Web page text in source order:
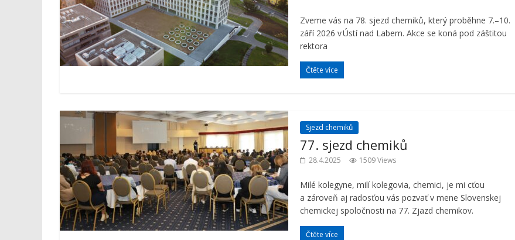
Zveme vás na 78. sjezd chemiků, který proběhne 7.–10.
září 2026 v Ústí nad Labem. Akce se koná pod záštitou
rektora
Čtěte více
Sjezd chemiků
77. sjezd chemiků
28.4.2025 1509 Views
Milé kolegyne, milí kolegovia, chemici, je mi cťou
a zároveň aj radosťou vás pozvať v mene Slovenskej
chemickej spoločnosti na 77. Zjazd chemikov.
Čtěte více